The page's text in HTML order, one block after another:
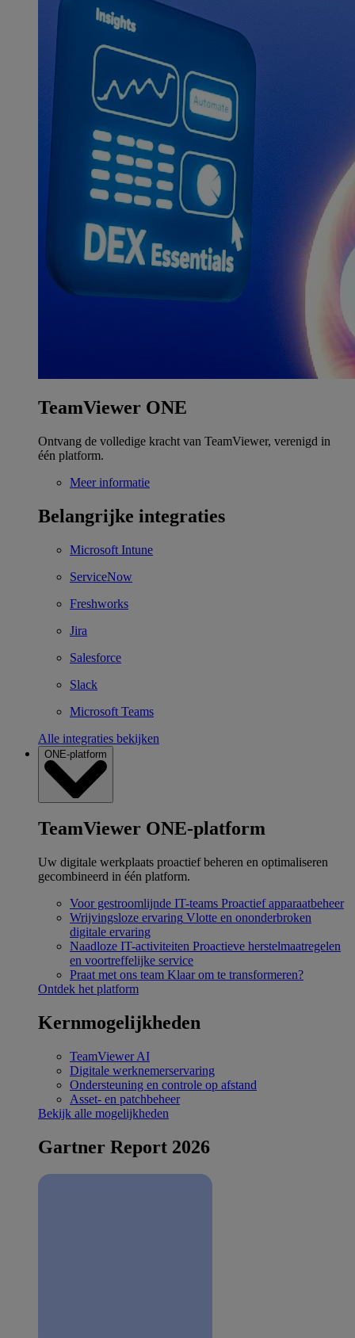
TeamViewer ONE
Ontvang de volledige kracht van TeamViewer, verenigd in
één platform.
Meer informatie
Belangrijke integraties
Microsoft Intune
ServiceNow
Freshworks
Jira
Salesforce
Slack
Microsoft Teams
Alle integraties bekijken
ONE-platform
TeamViewer ONE-platform
Uw digitale werkplaats proactief beheren en optimaliseren
gecombineerd in één platform.
Voor gestroomlijnde IT-teams Proactief apparaatbeheer
Wrijvingsloze ervaring Vlotte en ononderbroken
digitale ervaring
Naadloze IT-activiteiten Proactieve herstelmaatregelen
en voortreffelijke service
Praat met ons team Klaar om te transformeren?
Ontdek het platform
Kernmogelijkheden
TeamViewer AI
Digitale werknemerservaring
Ondersteuning en controle op afstand
Asset- en patchbeheer
Bekijk alle mogelijkheden
Gartner Report 2026